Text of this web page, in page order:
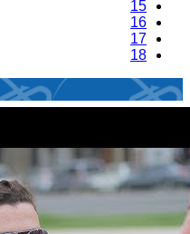
15
16
17
18